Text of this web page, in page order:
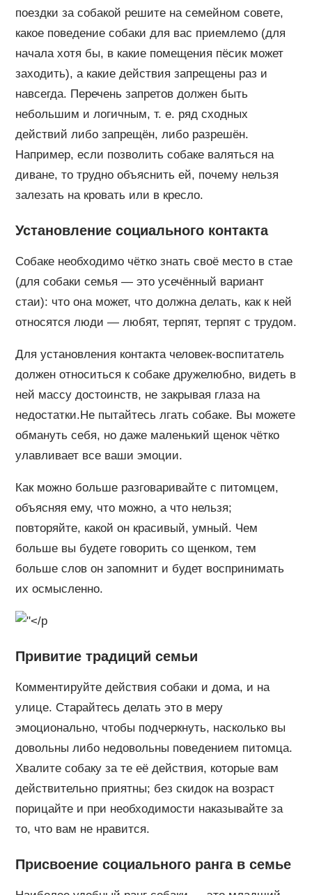
поездки за собакой решите на семейном совете,
какое поведение собаки для вас приемлемо (для
начала хотя бы, в какие помещения пёсик может
заходить), а какие действия запрещены раз и
навсегда. Перечень запретов должен быть
небольшим и логичным, т. е. ряд сходных
действий либо запрещён, либо разрешён.
Например, если позволить собаке валяться на
диване, то трудно объяснить ей, почему нельзя
залезать на кровать или в кресло.
Установление социального контакта
Собаке необходимо чётко знать своё место в стае
(для собаки семья — это усечённый вариант
стаи): что она может, что должна делать, как к ней
относятся люди — любят, терпят, терпят с трудом.
Для установления контакта человек-воспитатель
должен относиться к собаке дружелюбно, видеть в
ней массу достоинств, не закрывая глаза на
недостатки.Не пытайтесь лгать собаке. Вы можете
обмануть себя, но даже маленький щенок чётко
улавливает все ваши эмоции.
Как можно больше разговаривайте с питомцем,
объясняя ему, что можно, а что нельзя;
повторяйте, какой он красивый, умный. Чем
больше вы будете говорить со щенком, тем
больше слов он запомнит и будет воспринимать
их осмысленно.
Привитие традиций семьи
Комментируйте действия собаки и дома, и на
улице. Старайтесь делать это в меру
эмоционально, чтобы подчеркнуть, насколько вы
довольны либо недовольны поведением питомца.
Хвалите собаку за те её действия, которые вам
действительно приятны; без скидок на возраст
порицайте и при необходимости наказывайте за
то, что вам не нравится.
Присвоение социального ранга в семье